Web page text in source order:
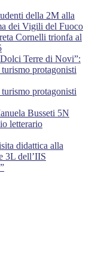
della 2M alla
dei Vigili del Fuoco
Cornelli trionfa al
Terre di Novi”:
protagonisti
protagonisti
Busseti 5N
letterario
didattica alla
3L dell’IIS